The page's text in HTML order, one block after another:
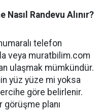
Randevu Alınır?
telefon
veya muratbilim.com
ulaşmak mümkündür.
yüz yüze mi yoksa
göre belirlenir.
görüşme planı